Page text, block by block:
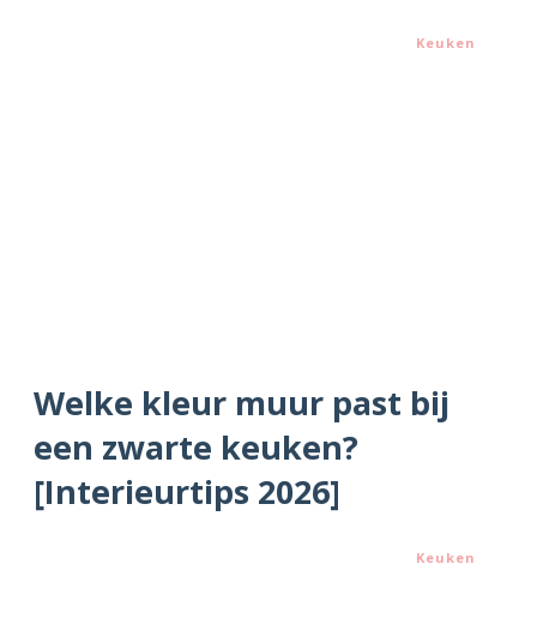
Keuken
Welke kleur muur past bij
een zwarte keuken?
[Interieurtips 2026]
Keuken